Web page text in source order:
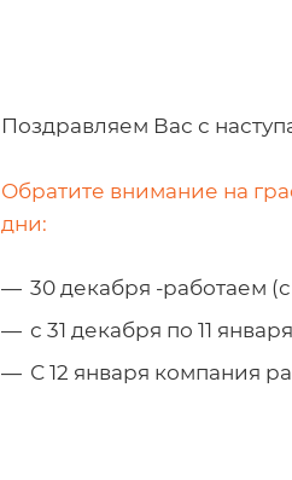
Поздравляем Вас с
Обратите внимание на
дни:
30 декабря -работаем (с
с 31 декабря по 11
С 12 января компания